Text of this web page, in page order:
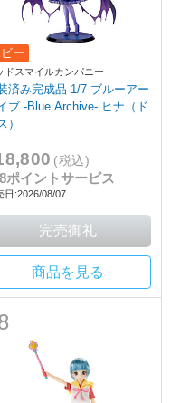
ー
ドスマイルカンパニー
済み完成品 1/7 ブルーアー
ブ -Blue Archive- ヒナ（ド
）
(税込)
ポイントサービス
日:2026/08/07
商品を見る